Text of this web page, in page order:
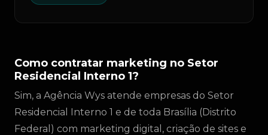
Como contratar marketing no Setor
Residencial Interno 1?
Sim, a Agência Wys atende empresas do Setor
Residencial Interno 1 e de toda Brasília (Distrito
Federal) com marketing digital, criação de sites e